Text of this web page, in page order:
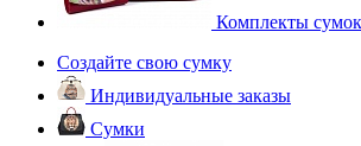
Комплекты сумок
Создайте свою сумку
Индивидуальные заказы
Сумки